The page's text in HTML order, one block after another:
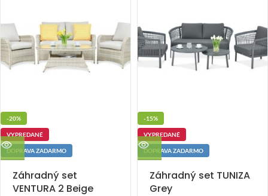
-20%
VYPREDANÉ
DOPRAVA ZADARMO
Záhradný set
VENTURA 2 Beige
-15%
VYPREDANÉ
DOPRAVA ZADARMO
Záhradný set TUNIZA
Grey